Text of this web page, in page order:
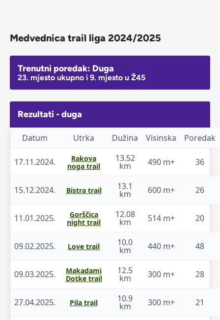
Medvednica trail liga 2024/2025
Trenutni poredak: Duga
23. mjesto ukupno i 9. mjesto u Ž45
Rezultati - duga
Datum Utrka Dužina Visinska Poredak
17.11.2024.
Rakova
noga trail
13.52
km 490 m+ 36
15.12.2024. Bistra trail 13.1
km 600 m+ 26
11.01.2025.
Gorščica
night trail
12.08
km 514 m+ 20
09.02.2025. Love trail 10.0
km 440 m+ 48
09.03.2025.
Makadami
Dotke trail
12.5
km 300 m+ 28
27.04.2025. Pila trail 10.9
km 300 m+ 21